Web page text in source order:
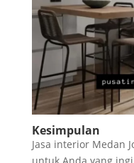
Kesimpulan
Jasa interior Medan